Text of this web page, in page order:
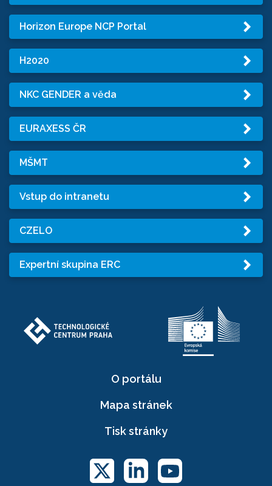
Horizon Europe NCP Portal
H2020
NKC GENDER a věda
EURAXESS ČR
MŠMT
Vstup do intranetu
CZELO
Expertní skupina ERC
O portálu
Mapa stránek
Tisk stránky